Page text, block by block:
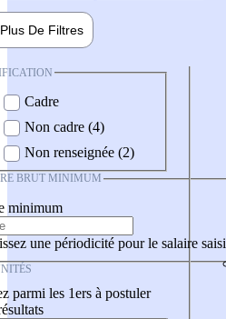
Plus De Filtres
Cadre
Non cadre (4)
Non renseignée (2)
BRUT MINIMUM
minimum
une périodicité pour le salaire saisi
parmi les 1ers à postuler